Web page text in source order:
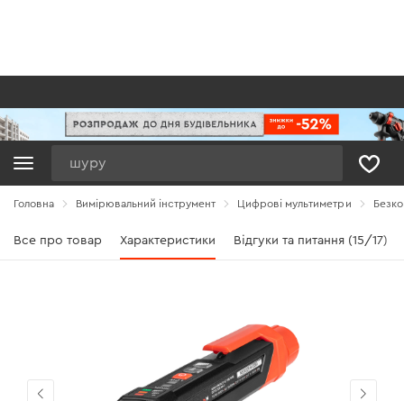
Головна Вимірювальний інструмент Цифрові мультиметри
Все про товар Характеристики Відгуки та питання (15/17)